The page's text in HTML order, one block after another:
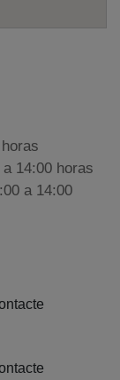
14:00 horas
a 14:00